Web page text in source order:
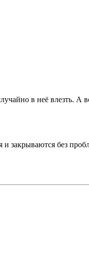
в неё влезть. А
закрываются без